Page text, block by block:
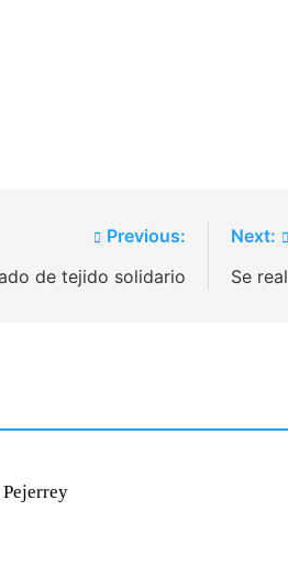
Previous:
de tejido solidario
Next:
Se
Pejerrey